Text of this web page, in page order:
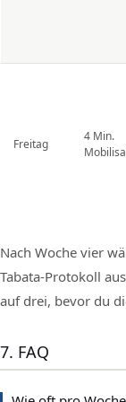
Freitag
4 Min.
Nach Woche vier
Tabata-Protokoll
auf drei, bevor du
7. FAQ